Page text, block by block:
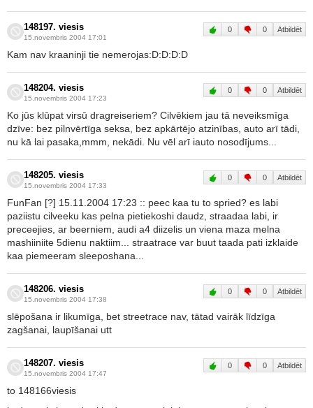
148197. viesis
15.novembris 2004 17:01
0 0 Atbildēt
Kam nav kraaninji tie nemerojas:D:D:D:D
148204. viesis
15.novembris 2004 17:23
0 0 Atbildēt
Ko jūs klūpat virsū dragreiseriem? Cilvēkiem jau tā neveiksmīga
dzīve: bez pilnvērtīga seksa, bez apkārtējo atzinības, auto arī tādi,
nu kā lai pasaka,mmm, nekādi. Nu vēl arī iauto nosodījums...
148205. viesis
15.novembris 2004 17:33
0 0 Atbildēt
FunFan [?] 15.11.2004 17:23 :: peec kaa tu to spried? es labi
paziistu cilveeku kas pelna pietiekoshi daudz, straadaa labi, ir
preceejies, ar beerniem, audi a4 diizelis un viena maza melna
mashiiniite 5dienu naktiim... straatrace var buut taada pati izklaide
kaa piemeeram sleeposhana...
148206. viesis
15.novembris 2004 17:38
0 0 Atbildēt
slēpošana ir likumīga, bet streetrace nav, tātad vairāk līdzīga
zagšanai, laupīšanai utt
148207. viesis
15.novembris 2004 17:47
0 0 Atbildēt
to 148166viesis